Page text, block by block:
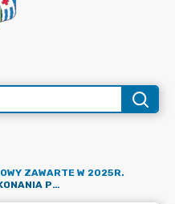
ZAWARTE W 2025R.
UMOWA NR 427/2025 DOT. WYKONANIA PRAC ZWIĄZANYCH Z WYBORAMI PREZYDENTA RP, ZARZĄDZONYMI NA DZIEŃ 18.05.2025R.